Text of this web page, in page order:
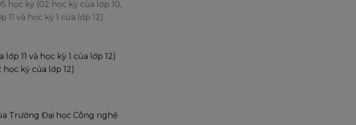
kỳ (02 học kỳ của lớp 10,
và học kỳ 1 của lớp 12)
11 và học kỳ 1 của lớp 12)
học kỳ của lớp 12)
Trường Đại học Công nghệ